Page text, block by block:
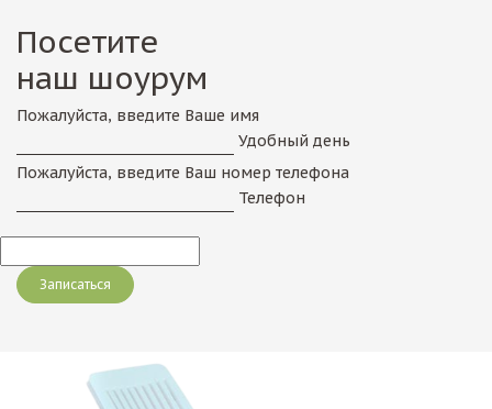
Посетите
наш шоурум
Пожалуйста, введите Ваше имя
Удобный день
Пожалуйста, введите Ваш номер телефона
Телефон